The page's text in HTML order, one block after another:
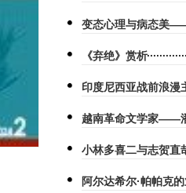
变态心理与病态美
《弃绝》赏析
印度尼西亚战前浪漫
越南革命文学家——
小林多喜二与志贺直
阿尔达希尔·帕帕克